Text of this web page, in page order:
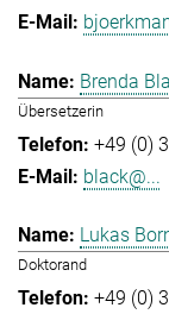
Brenda
Übersetzerin
+49 (0)
black@...
Lukas
Doktorand
+49 (0)